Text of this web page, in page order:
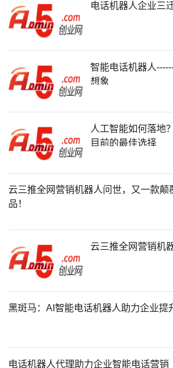
电话机器人企业三
智能电话机器人
想象
人工智能如何落地
目前的最佳选择
云三推全网营销机器人问世，又一款颠
品！
云三推全网营销机
黑斑马：AI智能电话机器人助力企业提
电话机器人代理助力企业智能电话营销